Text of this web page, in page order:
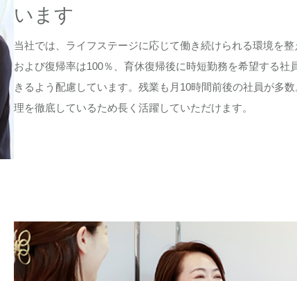
います
当社では、ライフステージに応じて働き続けられる環境を
および復帰率は100％、育休復帰後に時短勤務を希望する社
きるよう配慮しています。残業も月10時間前後の社員が多
理を徹底しているため長く活躍していただけます。